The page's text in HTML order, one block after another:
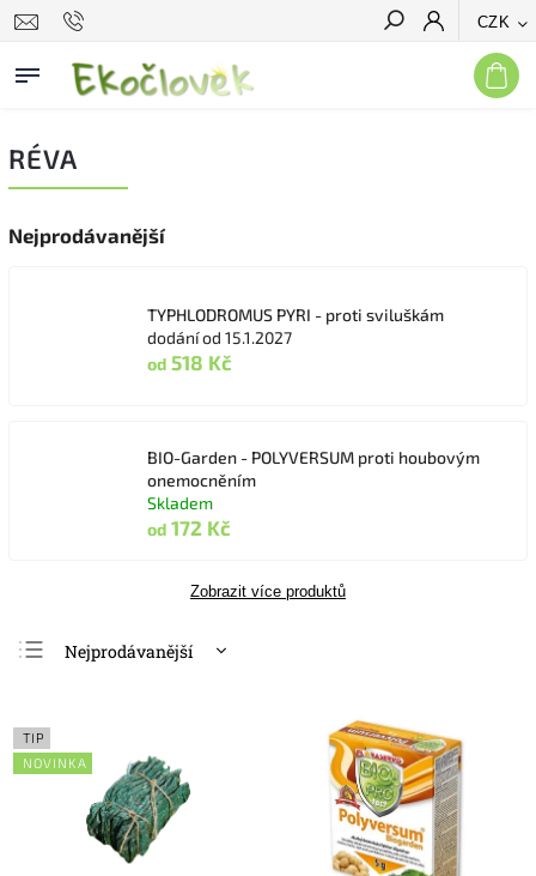
CZK
Hledat
RÉVA
Nejprodávanější
TYPHLODROMUS PYRI - proti sviluškám
dodání od 15.1.2027
od 518 Kč
BIO-Garden - POLYVERSUM proti houbovým
onemocněním
Skladem
od 172 Kč
Zobrazit více produktů
Nejprodávanější
Abecedně
TIP
NOVINKA